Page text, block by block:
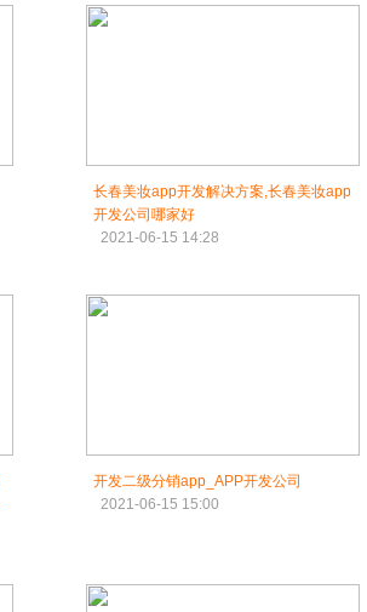
长春美妆app开发解决方案,长春美妆app
开发公司哪家好
2021-06-15 14:28
开发二级分销app_APP开发公司
2021-06-15 15:00